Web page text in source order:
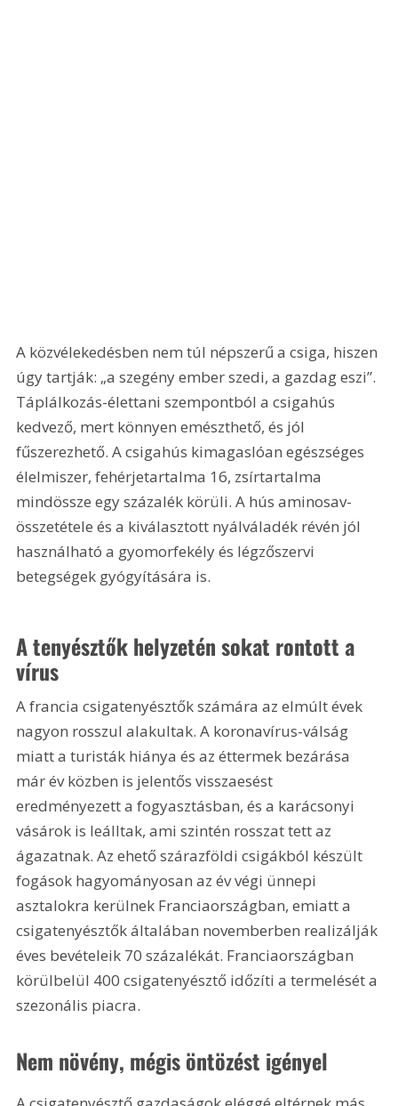
A közvélekedésben nem túl népszerű a csiga, hiszen
úgy tartják: „a szegény ember szedi, a gazdag eszi”.
Táplálkozás-élettani szempontból a csigahús
kedvező, mert könnyen emészthető, és jól
fűszerezhető. A csigahús kimagaslóan egészséges
élelmiszer, fehérjetartalma 16, zsírtartalma
mindössze egy százalék körüli. A hús aminosav-
összetétele és a kiválasztott nyálváladék révén jól
használható a gyomorfekély és légzőszervi
betegségek gyógyítására is.
A tenyésztők helyzetén sokat rontott a
vírus
A francia csigatenyésztők számára az elmúlt évek
nagyon rosszul alakultak. A koronavírus-válság
miatt a turisták hiánya és az éttermek bezárása
már év közben is jelentős visszaesést
eredményezett a fogyasztásban, és a karácsonyi
vásárok is leálltak, ami szintén rosszat tett az
ágazatnak. Az ehető szárazföldi csigákból készült
fogások hagyományosan az év végi ünnepi
asztalokra kerülnek Franciaországban, emiatt a
csigatenyésztők általában novemberben realizálják
éves bevételeik 70 százalékát. Franciaországban
körülbelül 400 csigatenyésztő időzíti a termelését a
szezonális piacra.
Nem növény, mégis öntözést igényel